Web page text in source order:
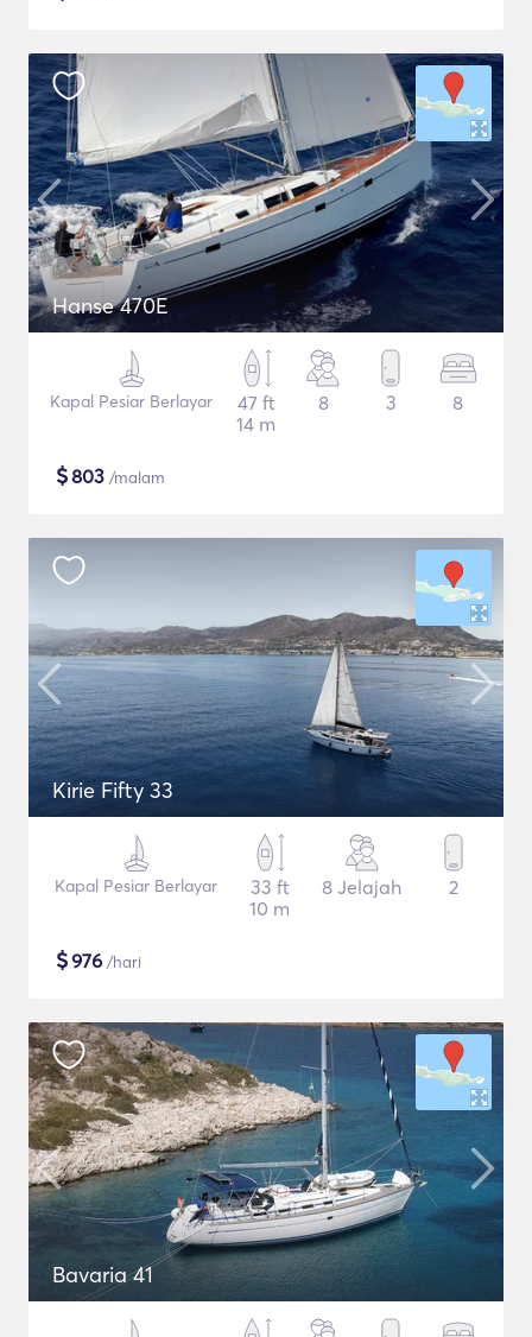
Hanse 470E
Kapal Pesiar Berlayar
47 ft
14 m
8 3 8
$803 /malam
Kirie Fifty 33
Kapal Pesiar Berlayar
33 ft
10 m
8 Jelajah 2
$976 /hari
Bavaria 41